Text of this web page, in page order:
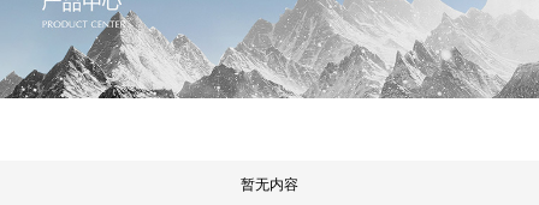
暂无内容